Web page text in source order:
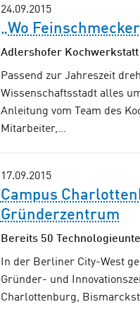
24.09.2015
„Wo
Adlershofer
Passend zur Jahreszeit
Wissenschaftsstadt alles
Anleitung vom Team des
Mitarbeiter,…
17.09.2015
Campus
Gründerzentrum
Bereits 50
In der Berliner City-West
Gründer- und
Charlottenburg,